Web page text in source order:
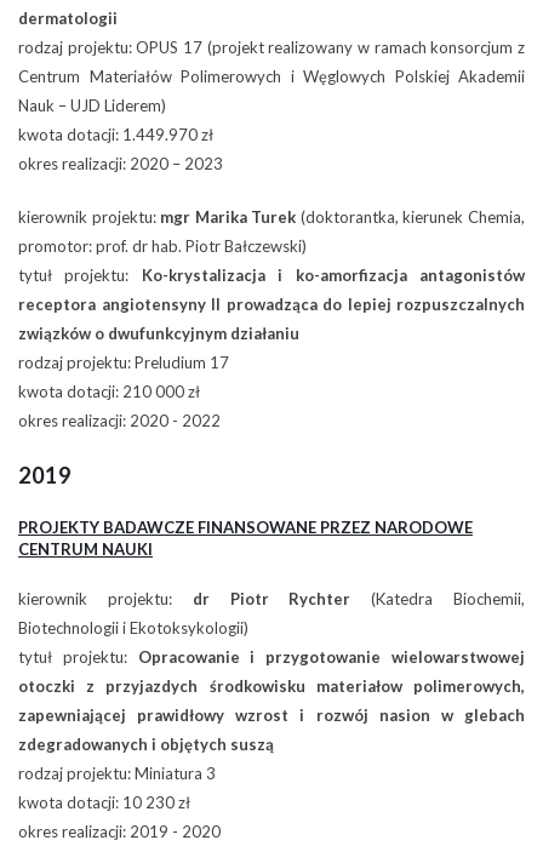
dermatologii
rodzaj projektu: OPUS 17 (projekt realizowany w ramach konsorcjum z
Centrum Materiałów Polimerowych i Węglowych Polskiej Akademii
Nauk – UJD Liderem)
kwota dotacji: 1.449.970 zł
okres realizacji: 2020 – 2023
kierownik projektu: mgr Marika Turek (doktorantka, kierunek Chemia,
promotor: prof. dr hab. Piotr Bałczewski)
tytuł projektu: Ko-krystalizacja i ko-amorfizacja antagonistów
receptora angiotensyny II prowadząca do lepiej rozpuszczalnych
związków o dwufunkcyjnym działaniu
rodzaj projektu: Preludium 17
kwota dotacji: 210 000 zł
okres realizacji: 2020 - 2022
2019
PROJEKTY BADAWCZE FINANSOWANE PRZEZ NARODOWE
CENTRUM NAUKI
kierownik projektu: dr Piotr Rychter (Katedra Biochemii,
Biotechnologii i Ekotoksykologii)
tytuł projektu: Opracowanie i przygotowanie wielowarstwowej
otoczki z przyjazdych środkowisku materiałow polimerowych,
zapewniającej prawidłowy wzrost i rozwój nasion w glebach
zdegradowanych i objętych suszą
rodzaj projektu: Miniatura 3
kwota dotacji: 10 230 zł
okres realizacji: 2019 - 2020